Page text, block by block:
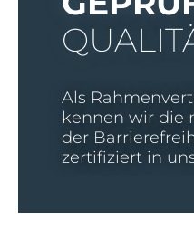
Als
kennen wir die
der
zertifiziert in